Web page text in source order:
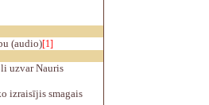
(audio)[1]
uzvar Nauris
izraisījis smagais